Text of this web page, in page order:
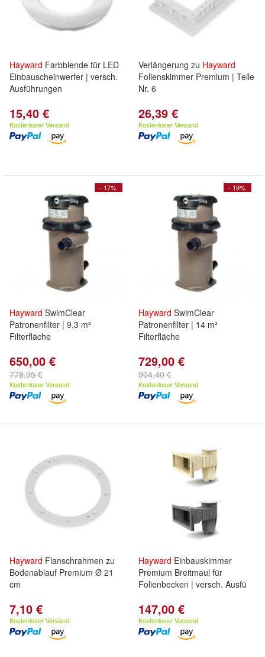
Hayward Farbblende für LED
Einbauscheinwerfer | versch.
Ausführungen
15,40 €
Kostenloser Versand
Verlängerung zu Hayward
Folienskimmer Premium | Teile
Nr. 6
26,39 €
Kostenloser Versand
- 17%
Hayward SwimClear
Patronenfilter | 9,3 m²
Filterfläche
650,00 €
778,95 €
Kostenloser Versand
- 19%
Hayward SwimClear
Patronenfilter | 14 m²
Filterfläche
729,00 €
904,40 €
Kostenloser Versand
Hayward Flanschrahmen zu
Bodenablauf Premium Ø 21
cm
7,10 €
Kostenloser Versand
Hayward Einbauskimmer
Premium Breitmaul für
Folienbecken | versch. Ausfü
147,00 €
Kostenloser Versand